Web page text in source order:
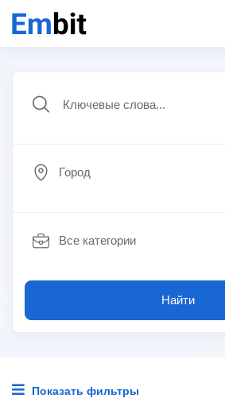
Город
Все категории
Найти
Показать фильтры